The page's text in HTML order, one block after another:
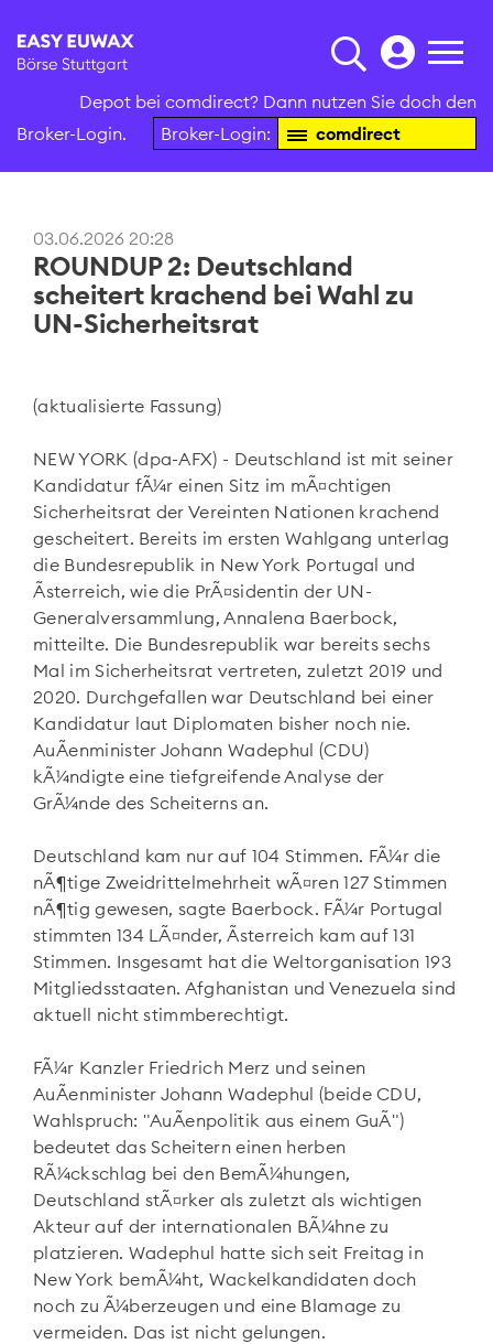
Depot bei comdirect? Dann nutzen Sie doch den
Broker-Login.
Broker-Login: comdirect
03.06.2026 20:28
ROUNDUP 2: Deutschland
scheitert krachend bei Wahl zu
UN-Sicherheitsrat
(aktualisierte Fassung)
NEW YORK (dpa-AFX) - Deutschland ist mit seiner
Kandidatur fÃ¼r einen Sitz im mÃ¤chtigen
Sicherheitsrat der Vereinten Nationen krachend
gescheitert. Bereits im ersten Wahlgang unterlag
die Bundesrepublik in New York Portugal und
Ãsterreich, wie die PrÃ¤sidentin der UN-
Generalversammlung, Annalena Baerbock,
mitteilte. Die Bundesrepublik war bereits sechs
Mal im Sicherheitsrat vertreten, zuletzt 2019 und
2020. Durchgefallen war Deutschland bei einer
Kandidatur laut Diplomaten bisher noch nie.
AuÃenminister Johann Wadephul (CDU)
kÃ¼ndigte eine tiefgreifende Analyse der
GrÃ¼nde des Scheiterns an.
Deutschland kam nur auf 104 Stimmen. FÃ¼r die
nÃ¶tige Zweidrittelmehrheit wÃ¤ren 127 Stimmen
nÃ¶tig gewesen, sagte Baerbock. FÃ¼r Portugal
stimmten 134 LÃ¤nder, Ãsterreich kam auf 131
Stimmen. Insgesamt hat die Weltorganisation 193
Mitgliedsstaaten. Afghanistan und Venezuela sind
aktuell nicht stimmberechtigt.
FÃ¼r Kanzler Friedrich Merz und seinen
AuÃenminister Johann Wadephul (beide CDU,
Wahlspruch: "AuÃenpolitik aus einem GuÃ")
bedeutet das Scheitern einen herben
RÃ¼ckschlag bei den BemÃ¼hungen,
Deutschland stÃ¤rker als zuletzt als wichtigen
Akteur auf der internationalen BÃ¼hne zu
platzieren. Wadephul hatte sich seit Freitag in
New York bemÃ¼ht, Wackelkandidaten doch
noch zu Ã¼berzeugen und eine Blamage zu
vermeiden. Das ist nicht gelungen.